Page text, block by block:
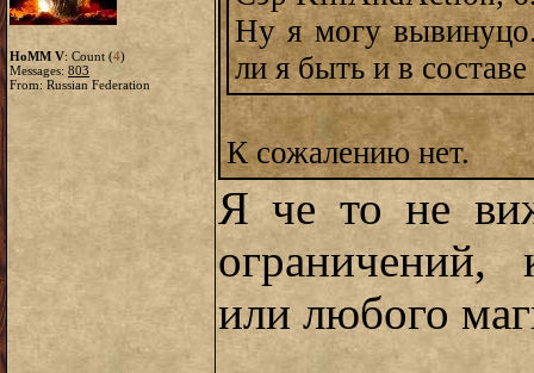
HoMM V: Count (4)
Messages: 803
From: Russian Federation
Ну я могу
ли я быть и в
К сожалению нет.
Я че то не
ограничений,
или любого